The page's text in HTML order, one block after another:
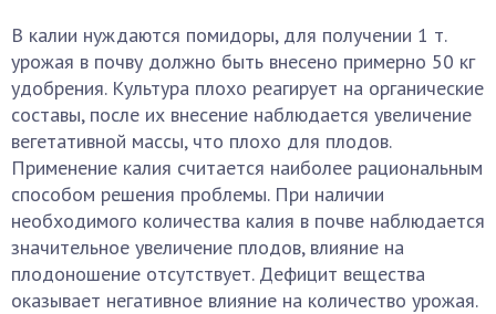
В калии нуждаются помидоры, для получении 1 т.
урожая в почву должно быть внесено примерно 50 кг
удобрения. Культура плохо реагирует на органические
составы, после их внесение наблюдается увеличение
вегетативной массы, что плохо для плодов.
Применение калия считается наиболее рациональным
способом решения проблемы. При наличии
необходимого количества калия в почве наблюдается
значительное увеличение плодов, влияние на
плодоношение отсутствует. Дефицит вещества
оказывает негативное влияние на количество урожая.